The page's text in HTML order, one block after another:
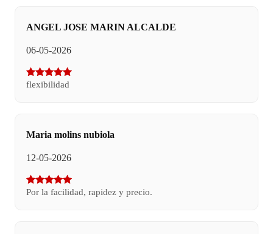
ANGEL JOSE MARIN ALCALDE
06-05-2026
flexibilidad
Maria molins nubiola
12-05-2026
Por la facilidad, rapidez y precio.